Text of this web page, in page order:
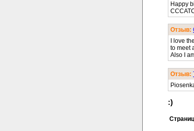
Happy
Отзыв:
I love
to meet
Also I
Отзыв:
:)